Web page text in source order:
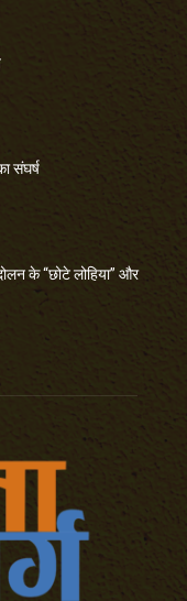
संघर्ष
के “छोटे लोहिया” और